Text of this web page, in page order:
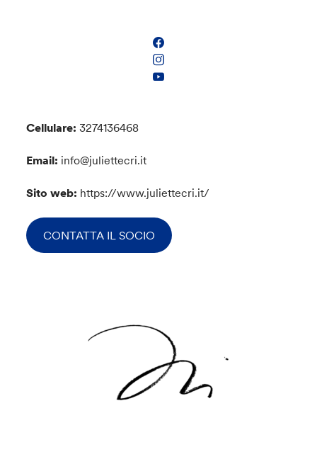
Cellulare: 3274136468
Email: info@juliettecri.it
Sito web: https://www.juliettecri.it/
CONTATTA IL SOCIO